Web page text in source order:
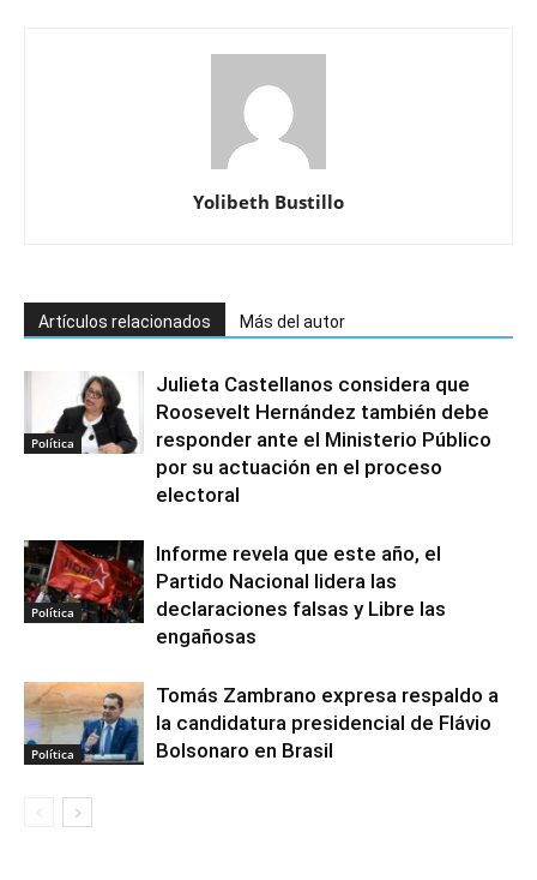
Yolibeth Bustillo
Artículos relacionados Más del autor
Política
Julieta Castellanos considera que
Roosevelt Hernández también debe
responder ante el Ministerio Público
por su actuación en el proceso
electoral
Política
Informe revela que este año, el
Partido Nacional lidera las
declaraciones falsas y Libre las
engañosas
Política
Tomás Zambrano expresa respaldo a
la candidatura presidencial de Flávio
Bolsonaro en Brasil